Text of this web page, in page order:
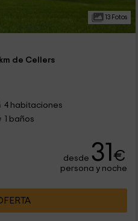
13 Fotos
de Cellers
4 habitaciones
1 baños
desde 31€
persona y noche